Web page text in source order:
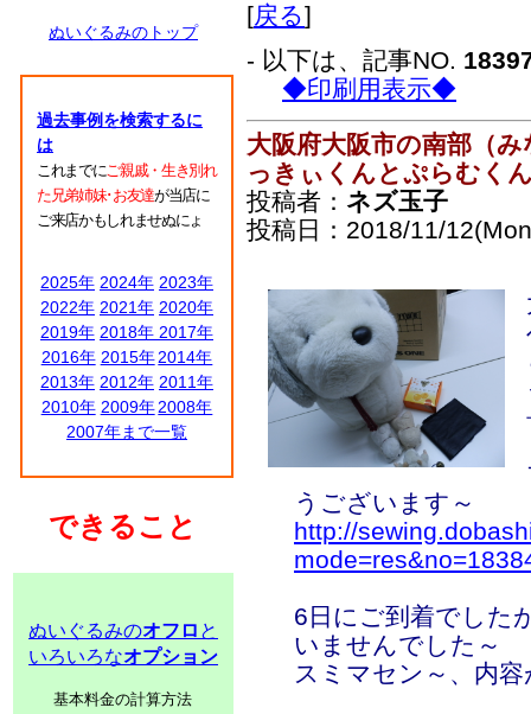
ぬいぐるみのトップ
過去事例を検索するに
は
これまでにご親戚・生き別れ
た兄弟姉妹･お友達が当店に
ご来店かもしれませぬにょ
2025年 2024年 2023年
2022年 2021年 2020年
2019年 2018年 2017年
2016年 2015年 2014年
2013年 2012年 2011年
2010年 2009年 2008年
2007年まで一覧
できること
ぬいぐるみのオフロ と
いろいろなオプション
基本料金の計算方法
[戻る]
- 以下は、記事NO.
◆印刷用表示◆
大阪府大阪市の南部（
っきぃくんとぷらむく
投稿者： ネズ玉子
投稿日：2018/11/
うございます～
http://
6日にご到着でした
いませんでした～
スミマセン～、内